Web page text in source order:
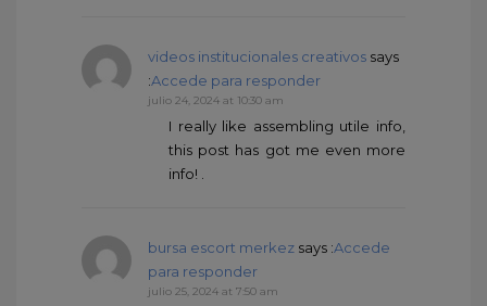
videos institucionales creativos says
:Accede para responder
julio 24, 2024 at 10:30 am
I really like assembling utile info,
this post has got me even more
info! .
bursa escort merkez says :Accede
para responder
julio 25, 2024 at 7:50 am